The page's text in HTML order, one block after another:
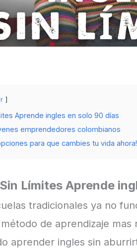
Aprende ingles en solo 90 días
emprendedores colombianos
para que cambies tu vida ahora!
Límites Aprende
tradicionales ya no
de aprendizaje
aprender ingles sin